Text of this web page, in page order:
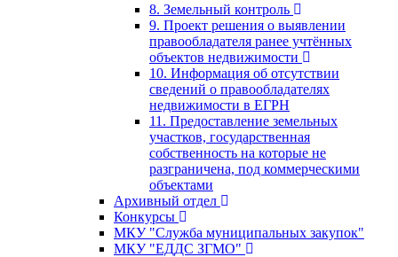
8. Земельный контроль
9. Проект решения о выявлении
правообладателя ранее учтённых
объектов недвижимости
10. Информация об отсутствии
сведений о правообладателях
недвижимости в ЕГРН
11. Предоставление земельных
участков, государственная
собственность на которые не
разграничена, под коммерческими
объектами
Архивный отдел
Конкурсы
МКУ "Служба муниципальных закупок"
МКУ "ЕДДС ЗГМО"